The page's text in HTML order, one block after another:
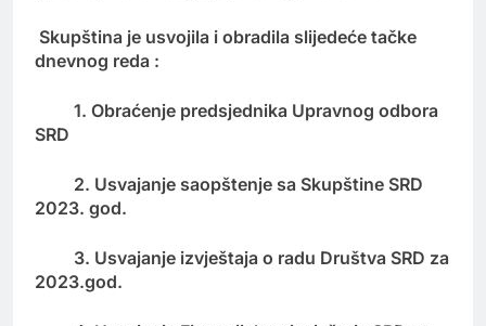
Skupština je usvojila i obradila slijedeće tačke
dnevnog reda :
1. Obraćenje predsjednika Upravnog odbora
SRD
2. Usvajanje saopštenje sa Skupštine SRD
2023. god.
3. Usvajanje izvještaja o radu Društva SRD za
2023.god.